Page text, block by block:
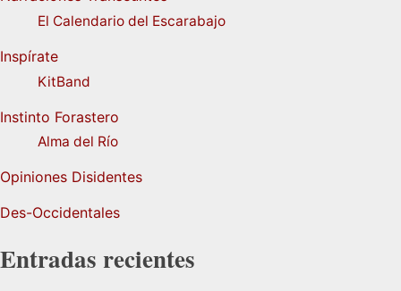
El Calendario del Escarabajo
Inspírate
KitBand
Instinto Forastero
Alma del Río
Opiniones Disidentes
Des-Occidentales
Entradas recientes